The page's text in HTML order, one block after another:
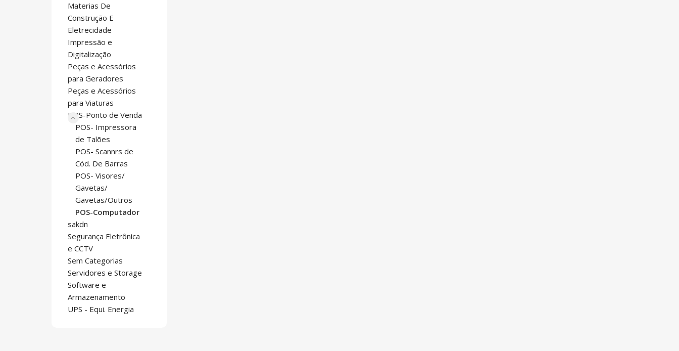
Materias De
Construção E
Eletrecidade
Impressão e
Digitalização
Peças e Acessórios
para Geradores
Peças e Acessórios
para Viaturas
POS-Ponto de Venda
POS- Impressora
de Talões
POS- Scannrs de
Cód. De Barras
POS- Visores/
Gavetas/
Gavetas/Outros
POS-Computador
sakdn
Segurança Eletrônica
e CCTV
Sem Categorias
Servidores e Storage
Software e
Armazenamento
UPS - Equi. Energia